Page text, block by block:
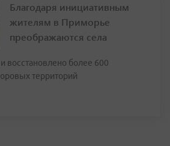
Благодаря инициативным
жителям в Приморье
преображаются села
восстановлено более 600
территорий